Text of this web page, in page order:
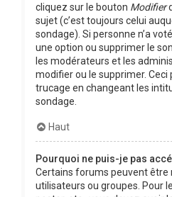
cliquez sur le bouton Modifier
sujet (c’est toujours celui
sondage). Si personne n’a
une option ou supprimer le
les modérateurs et les
modifier ou le supprimer. Ceci
trucage en changeant les
sondage.
Haut
Pourquoi ne puis-je pas
Certains forums peuvent être
utilisateurs ou groupes. Pour